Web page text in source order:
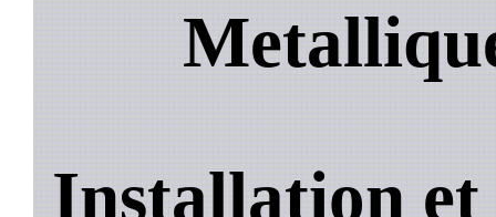
Installation